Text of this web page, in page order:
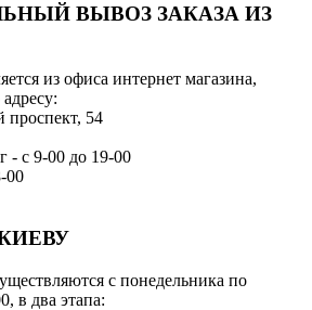
ВЫВОЗ ЗАКАЗА ИЗ
из офиса интернет магазина,
проспект, 54
- с 9-00 до 19-00
00
с понедельника по
в два этапа: